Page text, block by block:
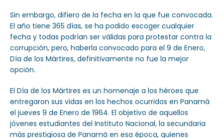
Sin embargo, difiero de la fecha en la que fue convocada.
El año tiene 365 días, se ha podido escoger cualquier
fecha y todas podrían ser válidas para protestar contra la
corrupción, pero, haberla convocado para el 9 de Enero,
Día de los Mártires, definitivamente no fue la mejor
opción.
El Día de los Mártires es un homenaje a los héroes que
entregaron sus vidas en los hechos ocurridos en Panamá
el jueves 9 de Enero de 1964. El objetivo de aquellos
jóvenes estudiantes del Instituto Nacional, la secundaria
más prestigiosa de Panamá en esa época, quienes